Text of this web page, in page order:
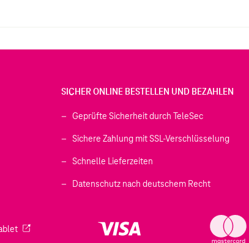
Tab geöffnet)
Tab geöffnet)
(Wird in einem neuen Tab geöffnet)
SICHER ONLINE BESTELLEN UND BEZAHLEN
Geprüfte Sicherheit durch TeleSec
Sichere Zahlung mit SSL-Verschlüsselung
Schnelle Lieferzeiten
Datenschutz nach deutschem Recht